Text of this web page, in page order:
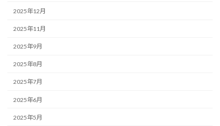
2025年12月
2025年11月
2025年9月
2025年8月
2025年7月
2025年6月
2025年5月